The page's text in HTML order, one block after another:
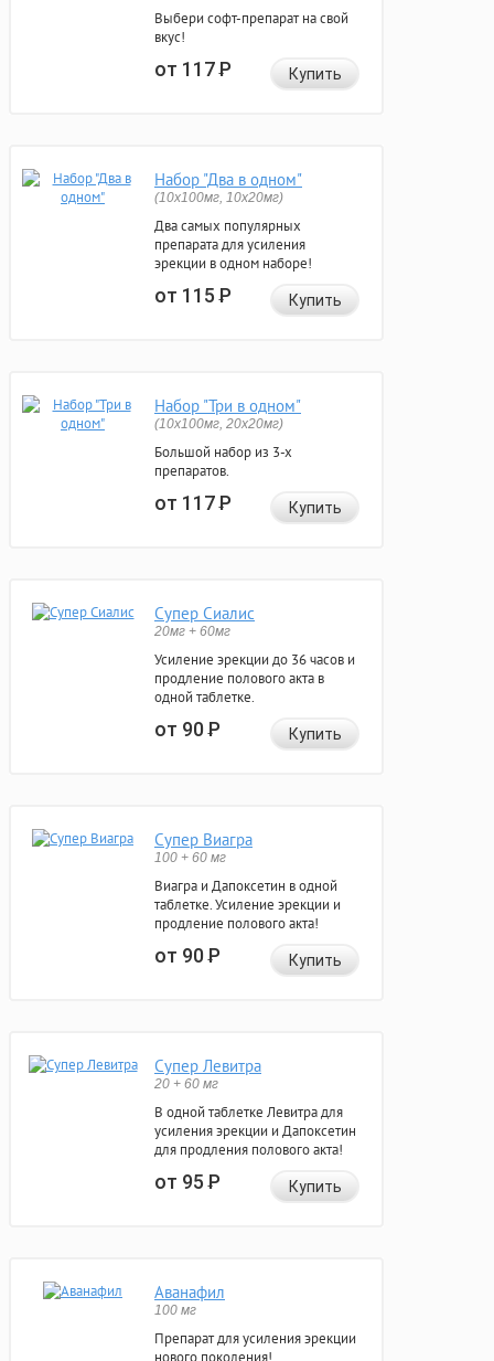
Выбери софт-препарат на свой
вкус!
от 117Р Купить
Набор "Два в одном"
(10x100мг, 10x20мг)
Два самых популярных
препарата для усиления
эрекции в одном наборе!
от 115Р Купить
Набор "Три в одном"
(10x100мг, 20x20мг)
Большой набор из 3-х
препаратов.
от 117Р Купить
Супер Сиалис
20мг + 60мг
Усиление эрекции до 36 часов и
продление полового акта в
одной таблетке.
от 90Р Купить
Супер Виагра
100 + 60 мг
Виагра и Дапоксетин в одной
таблетке. Усиление эрекции и
продление полового акта!
от 90Р Купить
Супер Левитра
20 + 60 мг
В одной таблетке Левитра для
усиления эрекции и Дапоксетин
для продления полового акта!
от 95Р Купить
Аванафил
100 мг
Препарат для усиления эрекции